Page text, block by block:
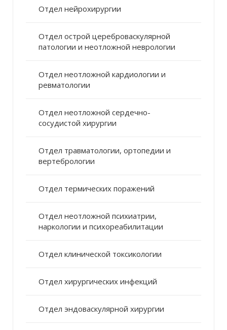
Отдел нейрохирургии
Отдел острой цереброваскулярной
патологии и неотложной неврологии
Отдел неотложной кардиологии и
ревматологии
Отдел неотложной сердечно-
сосудистой хирургии
Отдел травматологии, ортопедии и
вертебрологии
Отдел термических поражений
Отдел неотложной психиатрии,
наркологии и психореабилитации
Отдел клинической токсикологии
Отдел хирургических инфекций
Отдел эндоваскулярной хирургии